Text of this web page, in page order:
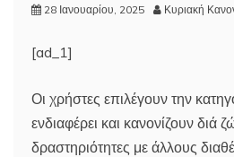
28 Ιανουαρίου, 2025 Κυριακή
[ad_1]
Οι χρήστες επιλέγουν την
ενδιαφέρει και κανονίζουν διά
δραστηριότητες με άλλους